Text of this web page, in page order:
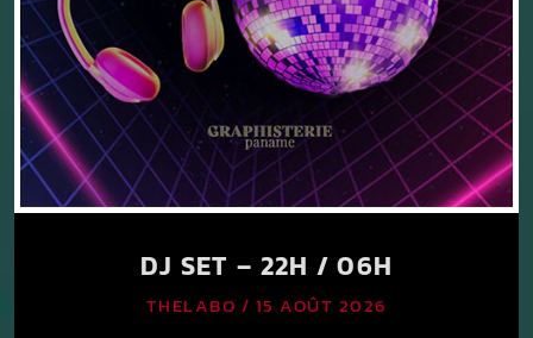
DJ SET – 22H / 06H
THELABO / 15 AOÛT 2026